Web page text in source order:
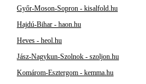
Győr-Moson-Sopron - kisalfold.hu
Hajdú-Bihar - haon.hu
Heves - heol.hu
Jász-Nagykun-Szolnok - szoljon.hu
Komárom-Esztergom - kemma.hu